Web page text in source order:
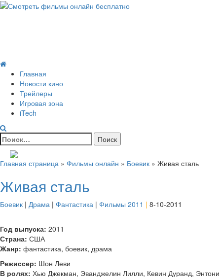
Skip
Primary
MenuГлавная
Новости кино
Трейлеры
Игровая зона
iTech
Найти:
Главная страница » Фильмы онлайн » Боевик » Живая сталь
Живая сталь
Боевик | Драма | Фантастика | Фильмы 2011 | 8-10-2011
Год выпуска: 2011
Страна: США
Жанр: фантастика, боевик, драма
Режиссер: Шон Леви
В ролях: Хью Джекман, Эванджелин Лилли, Кевин Дуранд, Энтони